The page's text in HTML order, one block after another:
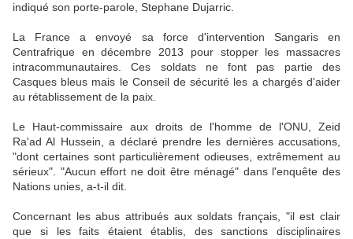
indiqué son porte-parole, Stephane Dujarric.
La France a envoyé sa force d'intervention Sangaris en
Centrafrique en décembre 2013 pour stopper les massacres
intracommunautaires. Ces soldats ne font pas partie des
Casques bleus mais le Conseil de sécurité les a chargés d'aider
au rétablissement de la paix.
Le Haut-commissaire aux droits de l'homme de l'ONU, Zeid
Ra'ad Al Hussein, a déclaré prendre les dernières accusations,
"dont certaines sont particulièrement odieuses, extrêmement au
sérieux". "Aucun effort ne doit être ménagé" dans l'enquête des
Nations unies, a-t-il dit.
Concernant les abus attribués aux soldats français, "il est clair
que si les faits étaient établis, des sanctions disciplinaires